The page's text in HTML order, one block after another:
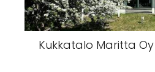
Kukkatalo Maritta